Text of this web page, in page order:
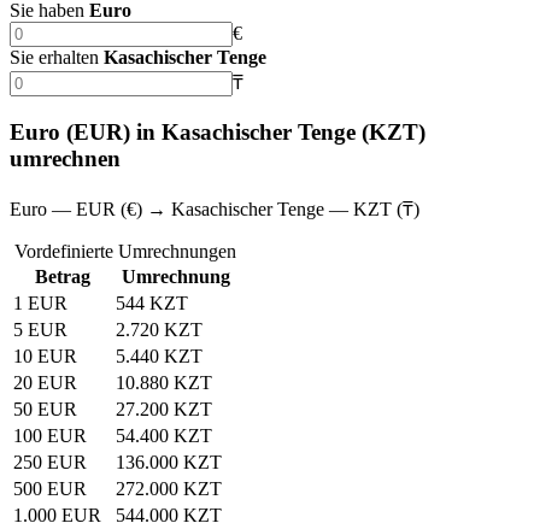
Sie haben Euro
€
Sie erhalten Kasachischer Tenge
₸
Euro (EUR) in Kasachischer Tenge (KZT)
umrechnen
Euro — EUR (€) → Kasachischer Tenge — KZT (₸)
Vordefinierte Umrechnungen
Betrag
Umrechnung
1 EUR
544 KZT
5 EUR
2.720 KZT
10 EUR
5.440 KZT
20 EUR
10.880 KZT
50 EUR
27.200 KZT
100 EUR
54.400 KZT
250 EUR
136.000 KZT
500 EUR
272.000 KZT
1.000 EUR
544.000 KZT